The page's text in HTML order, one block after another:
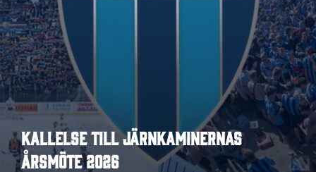
Kallelse till Järnkaminernas
årsmöte 2026